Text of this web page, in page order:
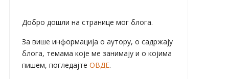
Добро дошли на странице мог блога.
За више информација о аутору, о садржају
блога, темама које ме занимају и о којима
пишем, погледајте ОВДЕ.